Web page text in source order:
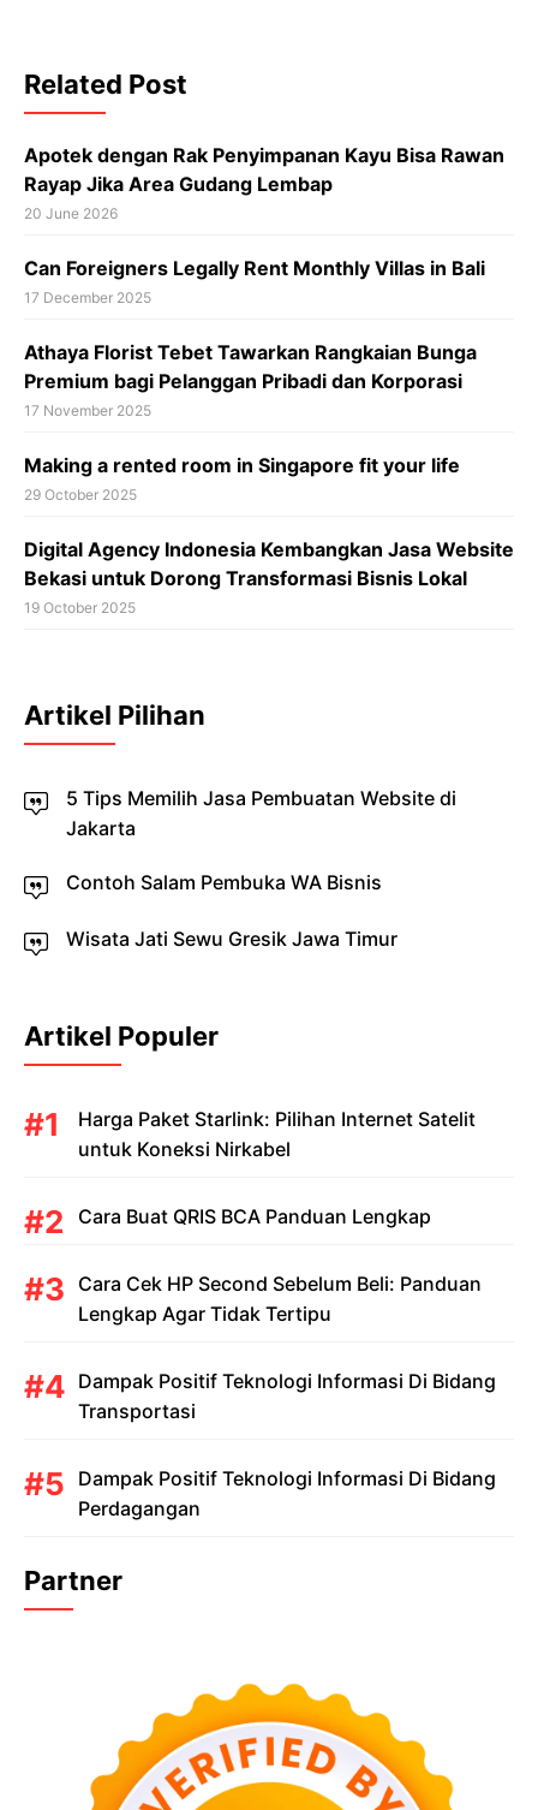
Related Post
Apotek dengan Rak Penyimpanan Kayu Bisa Rawan
Rayap Jika Area Gudang Lembap
20 June 2026
Can Foreigners Legally Rent Monthly Villas in Bali
17 December 2025
Athaya Florist Tebet Tawarkan Rangkaian Bunga
Premium bagi Pelanggan Pribadi dan Korporasi
17 November 2025
Making a rented room in Singapore fit your life
29 October 2025
Digital Agency Indonesia Kembangkan Jasa Website
Bekasi untuk Dorong Transformasi Bisnis Lokal
19 October 2025
Artikel Pilihan
5 Tips Memilih Jasa Pembuatan Website di
Jakarta
Contoh Salam Pembuka WA Bisnis
Wisata Jati Sewu Gresik Jawa Timur
Artikel Populer
Harga Paket Starlink: Pilihan Internet Satelit
untuk Koneksi Nirkabel
Cara Buat QRIS BCA Panduan Lengkap
Cara Cek HP Second Sebelum Beli: Panduan
Lengkap Agar Tidak Tertipu
Dampak Positif Teknologi Informasi Di Bidang
Transportasi
Dampak Positif Teknologi Informasi Di Bidang
Perdagangan
Partner